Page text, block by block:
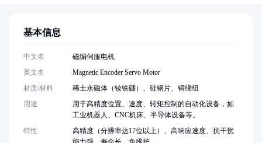
基本信息
中文名
磁编伺服电机
英文名
Magnetic Encoder Servo Motor
材质/材料
稀土永磁体（钕铁硼）、硅钢片、铜绕组
用途
用于高精度位置、速度、转矩控制的自动化设备，如
工业机器人、CNC机床、半导体设备等。
特性
高精度（分辨率达17位以上）、高响应速度、抗干扰